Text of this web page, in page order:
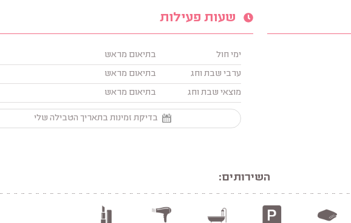
שעות פעילות
ימי חול
בתיאום מראש
ערבי שבת וחג
בתיאום מראש
מוצאי שבת וחג
בתיאום מראש
בדיקת זמינות בתאריך הטבילה שלי
השירותים: